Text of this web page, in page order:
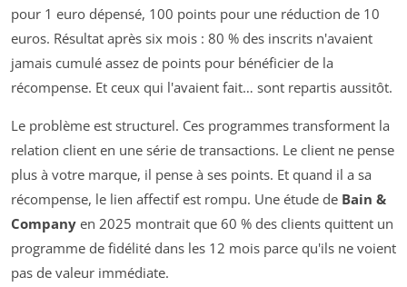
pour 1 euro dépensé, 100 points pour une réduction de 10
euros. Résultat après six mois : 80 % des inscrits n'avaient
jamais cumulé assez de points pour bénéficier de la
récompense. Et ceux qui l'avaient fait… sont repartis aussitôt.
Le problème est structurel. Ces programmes transforment la
relation client en une série de transactions. Le client ne pense
plus à votre marque, il pense à ses points. Et quand il a sa
récompense, le lien affectif est rompu. Une étude de Bain &
Company en 2025 montrait que 60 % des clients quittent un
programme de fidélité dans les 12 mois parce qu'ils ne voient
pas de valeur immédiate.